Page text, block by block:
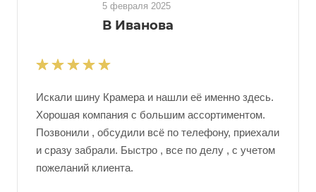
5 февраля 2025
В Иванова
Искали шину Крамера и нашли её именно здесь.
Хорошая компания с большим ассортиментом.
Позвонили , обсудили всё по телефону, приехали
и сразу забрали. Быстро , все по делу , с учетом
пожеланий клиента.